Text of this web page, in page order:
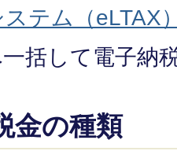
テム（eLTAX
括して電子納
金の種類